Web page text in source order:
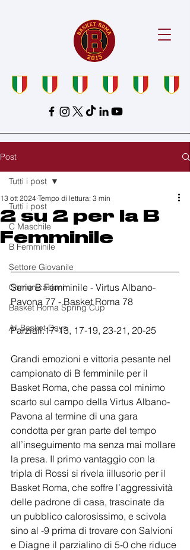
Post
Tutti i post
C Maschile
B Femminile
Settore Giovanile
Comunicazioni
Basket Roma Spring Cup
All Basket Days
Tutti i post
2 su 2 per la B
Femminile
13 ott 2024 Tempo di lettura: 3 min
Serie B Femminile - Virtus Albano-
Pavona 77 - Basket Roma 78
Parziali:17-13, 17-19, 23-21, 20-25
Grandi emozioni e vittoria pesante nel
campionato di B femminile per il
Basket Roma, che passa col minimo
scarto sul campo della Virtus Albano-
Pavona al termine di una gara
condotta per gran parte del tempo
all’inseguimento ma senza mai mollare
la presa. Il primo vantaggio con la
tripla di Rossi si rivela iillusorio per il
Basket Roma, che soffre l’aggressività
delle padrone di casa, trascinate da
un pubblico calorosissimo, e scivola
sino al -9 prima di trovare con Salvioni
e Diagne il parzialino di 5-0 che riduce